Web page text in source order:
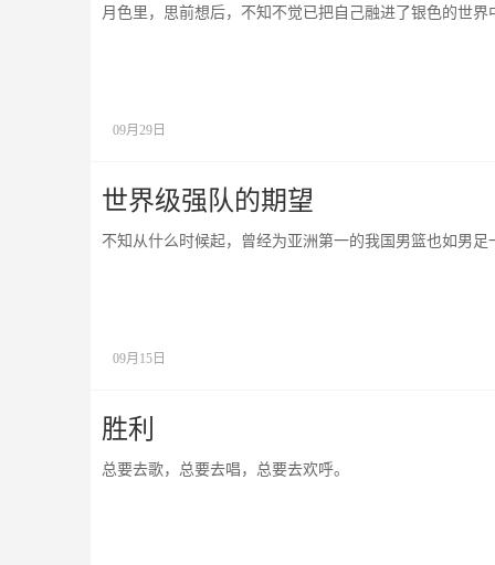
月色里，思前想后，不知不觉已把自己融进了银色的世界
09月29日
世界级强队的期望
不知从什么时候起，曾经为亚洲第一的我国男篮也如男足
09月15日
胜利
总要去歌，总要去唱，总要去欢呼。